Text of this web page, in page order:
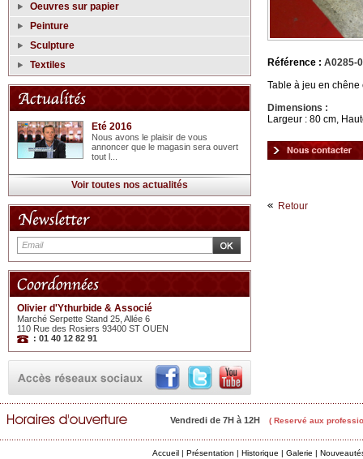
Oeuvres sur papier
Peinture
Sculpture
Textiles
Eté 2016
Nous avons le plaisir de vous
annoncer que le magasin sera ouvert
tout l...
Voir toutes nos actualités
Olivier d'Ythurbide & Associé
Marché Serpette Stand 25, Allée 6
110 Rue des Rosiers 93400 ST OUEN
: 01 40 12 82 91
Référence : A0285-
Table à jeu en
Dimensions :
Largeur : 80 cm,
Retour
Vendredi de 7H à 12H ( Reservé aux
Accueil | Présentation | Historique | Galerie |